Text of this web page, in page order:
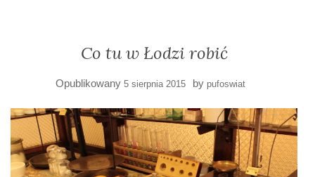
Co tu w Łodzi robić
Opublikowany 5 sierpnia 2015 by pufoswiat